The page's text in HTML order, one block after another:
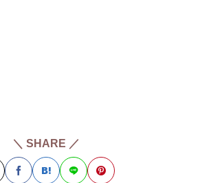
＼ SHARE ／